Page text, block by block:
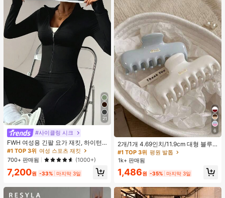
21
#사이클링 시크
FWH 여성용 긴팔 요가 재킷, 하이턴
레이트 스몰 웨이스트, 사계절 활용 가
능한 스타일, 허리 보정 슬리밍 피트니
스 레트로 하이엔드 스트리트 우아한
스포츠, 러닝 피트니스 야외 러닝 출퇴
근 데이트용, 엄지 홀 스몰 스탠드 칼
슬림핏, 애슬레저
#1 TOP 3위 여성 스포츠 재킷
700+ 판매됨
(1000+)
7,200원 -33% 마지막 3일
6
2개/1개 4.69인치/11.9cm 대형 블루
& 화이트 1피스 플라스틱 헤어 클로
클립, 데일리 웨어, 캐주얼, 파티, 출퇴
근, 휴가, 헤어스타일링, 메이크업, 의
상 매칭 비치 헤어 클립 바캉스 헤어
클러치에 적합한 세련되고 다재다능
하며 우아하고 미니멀한 단색 헤어 액
세서리
#1 TOP 3위 평원 발톱
1k+ 판매됨
1,486원 -35% 마지막 3일